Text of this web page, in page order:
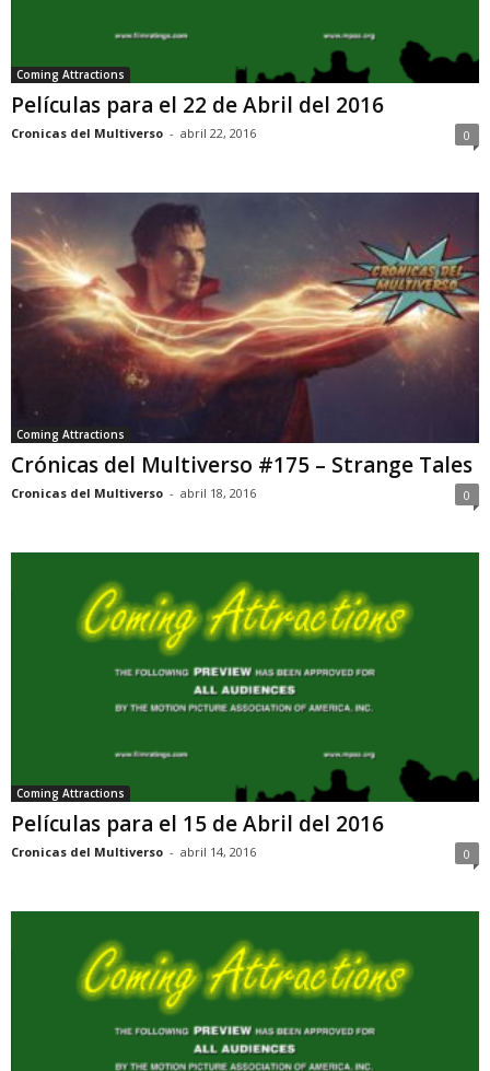
Coming Attractions
Películas para el 22 de Abril del 2016
Cronicas del Multiverso - abril 22, 2016 0
Coming Attractions
Crónicas del Multiverso #175 – Strange Tales
Cronicas del Multiverso - abril 18, 2016 0
Coming Attractions
Películas para el 15 de Abril del 2016
Cronicas del Multiverso - abril 14, 2016 0